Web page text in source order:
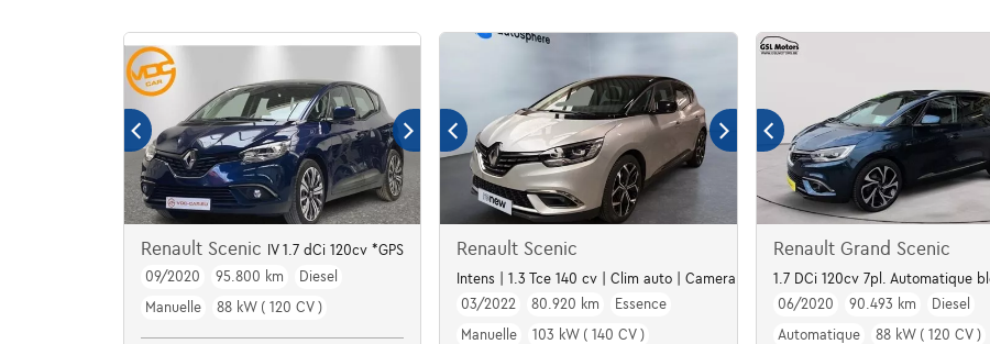
Renault Scenic
IV 1.7 dCi 120cv *GPS
09/2020
95.800 km
Diesel
Manuelle
88 kW ( 120 CV )
Renault Scenic
Intens | 1.3 Tce 140 cv | Clim auto | Camera | Alu | Cruise
03/2022
80.920 km
Essence
Manuelle
103 kW ( 140 CV )
Renault Grand Scenic
1.7 DCi 120cv 7pl. Automatique
06/2020
90.493 km
Diesel
Automatique
88 kW ( 120 CV )